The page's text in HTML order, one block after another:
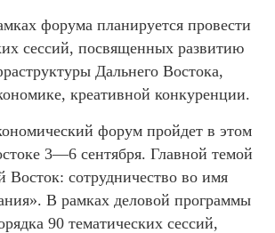
форума планируется провести
сессий, посвященных развитию
Дальнего Востока,
креативной конкуренции.
форум пройдет в этом
3—6 сентября. Главной темой
Восток: сотрудничество во имя
В рамках деловой программы
90 тематических сессий,